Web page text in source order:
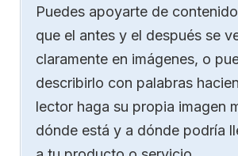
Puedes apoyarte de
que el antes y el después se
claramente en imágenes, o
describirlo con palabras
lector haga su propia imagen
dónde está y a dónde podría